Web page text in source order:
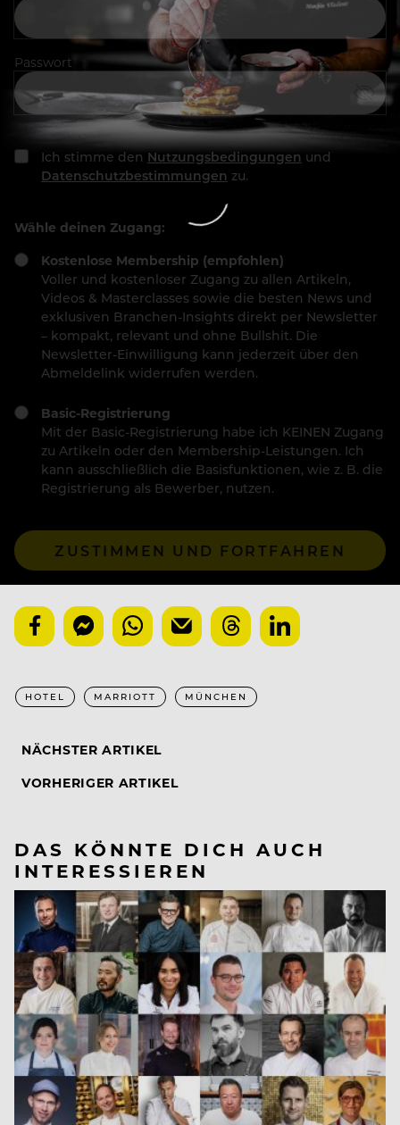
Passwort
Ich stimme den Nutzungsbedingungen und
Datenschutzbestimmungen zu.
Wähle deinen Zugang:
Kostenlose Membership (empfohlen)
Voller und kostenloser Zugang zu allen Artikeln,
Videos & Masterclasses sowie die besten News und
exklusiven Branchen-Insights direkt per Newsletter
– kompakt, relevant und ohne Bullshit. Die
Newsletter-Einwilligung kann jederzeit über den
Abmeldelink widerrufen werden.
Basic-Registrierung
Mit der Basic-Registrierung habe ich KEINEN Zugang
zu Artikeln oder den Membership-Leistungen. Ich
kann ausschließlich die Basisfunktionen, wie z. B. die
Registrierung als Bewerber, nutzen.
ZUSTIMMEN UND FORTFAHREN
HOTEL MARRIOTT MÜNCHEN
NÄCHSTER ARTIKEL
VORHERIGER ARTIKEL
DAS KÖNNTE DICH AUCH
INTERESSIEREN